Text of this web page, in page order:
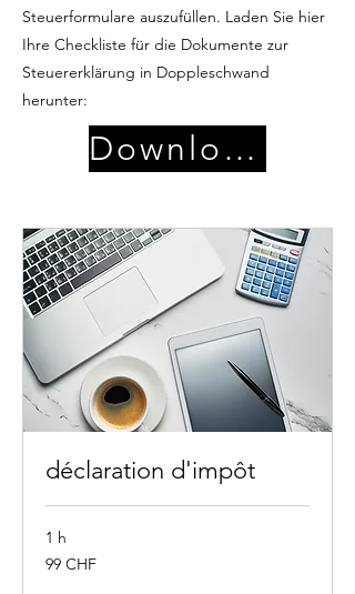
Steuerformulare auszufüllen. Laden Sie hier
Ihre Checkliste für die Dokumente zur
Steuererklärung in Doppleschwand
herunter:
Download
déclaration d'impôt
1 h
99
francs
99 CHF